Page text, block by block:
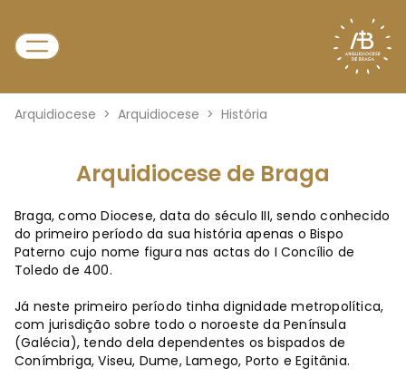
Arquidiocese > Arquidiocese > História
Arquidiocese de Braga
Braga, como Diocese, data do século III, sendo conhecido
do primeiro período da sua história apenas o Bispo
Paterno cujo nome figura nas actas do I Concílio de
Toledo de 400.
Já neste primeiro período tinha dignidade metropolítica,
com jurisdição sobre todo o noroeste da Península
(Galécia), tendo dela dependentes os bispados de
Conímbriga, Viseu, Dume, Lamego, Porto e Egitânia.